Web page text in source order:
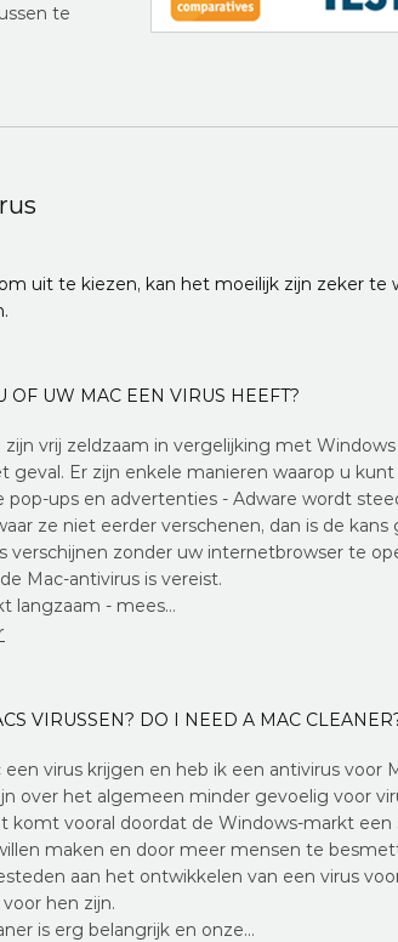
te
uit te kiezen, kan het moeilijk zijn zeker
OF UW MAC EEN VIRUS HEEFT?
zijn vrij zeldzaam in vergelijking met
geval. Er zijn enkele manieren waarop u
pop-ups en advertenties - Adware wordt
ze niet eerder verschenen, dan is de
verschijnen zonder uw internetbrowser te
Mac-antivirus is vereist.
langzaam - mees…
VIRUSSEN? DO I NEED A MAC
een virus krijgen en heb ik een antivirus voor
over het algemeen minder gevoelig voor
komt vooral doordat de Windows-markt
maken en door meer mensen te
aan het ontwikkelen van een virus
hen zijn.
is erg belangrijk en onze…